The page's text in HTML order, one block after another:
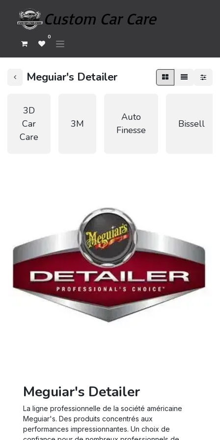
0
Meguiar's Detailer
3D
Car
Care
3M
Auto
Finesse
Bissell
Meguiar's Detailer
La ligne professionnelle de la société américaine
Meguiar's. Des produits concentrés aux
performances impressionnantes. Un choix de